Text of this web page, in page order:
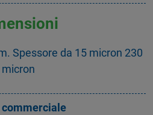
Spessore da 15 micron 230
micron
commerciale